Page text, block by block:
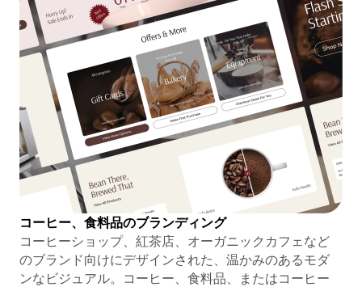
コーヒー、食料品のブランディング
コーヒーショップ、紅茶店、オーガニックカフェなど
のブランド向けにデザインされた、温かみのあるモダ
ンなビジュアル。コーヒー、食料品、またはコーヒー